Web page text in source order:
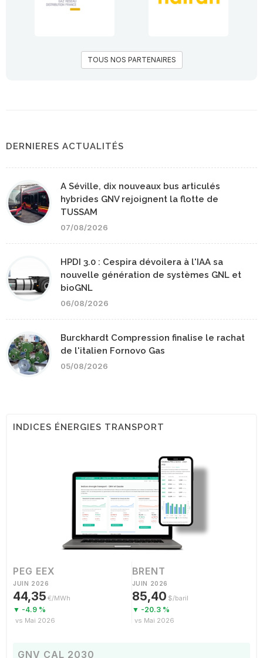
TOUS NOS PARTENAIRES
DERNIERES ACTUALITÉS
A Séville, dix nouveaux bus articulés
hybrides GNV rejoignent la flotte de
TUSSAM
07/08/2026
HPDI 3.0 : Cespira dévoilera à l'IAA sa
nouvelle génération de systèmes GNL et
bioGNL
06/08/2026
Burckhardt Compression finalise le rachat
de l'italien Fornovo Gas
05/08/2026
INDICES ÉNERGIES TRANSPORT
PEG EEX
JUIN 2026
44,35 €/MWh
▼ -4.9 %
vs Mai 2026
BRENT
JUIN 2026
85,40 $/baril
▼ -20.3 %
vs Mai 2026
GNV CAL 2030